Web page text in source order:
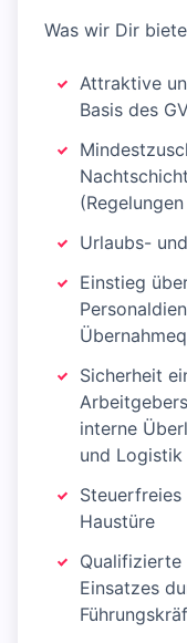
Was wir Dir
Attraktive
Basis des
Urlaubs-
Einstieg
Sicherheit
interne
und
Haustüre
Qualifizierte
Einsatzes